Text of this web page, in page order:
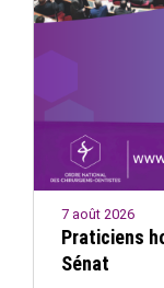
7 août 2026
Praticiens
Sénat